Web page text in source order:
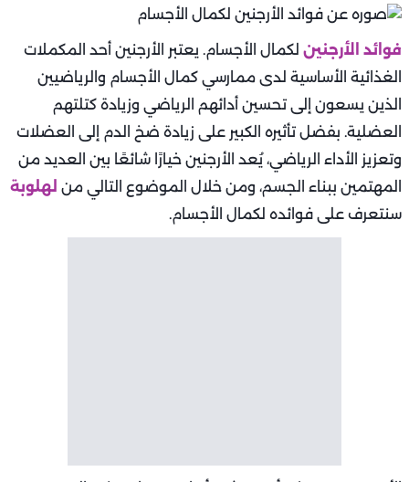
فوائد الأرجنين لكمال الأجسام. يعتبر الأرجنين أحد المكملات
الغذائية الأساسية لدى ممارسي كمال الأجسام والرياضيين
الذين يسعون إلى تحسين أدائهم الرياضي وزيادة كتلتهم
العضلية. بفضل تأثيره الكبير على زيادة ضخ الدم إلى العضلات
وتعزيز الأداء الرياضي، يُعد الأرجنين خيارًا شائعًا بين العديد من
المهتمين ببناء الجسم، ومن خلال الموضوع التالي من لهلوبة
سنتعرف على فوائده لكمال الأجسام.